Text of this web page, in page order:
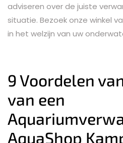
adviseren over de juiste
situatie. Bezoek onze winkel
in het welzijn van uw
9 Voordelen
van een
AquaShop